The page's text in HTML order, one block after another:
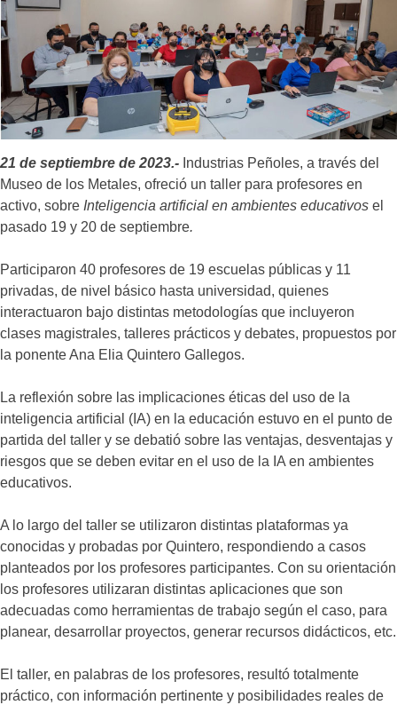
21 de septiembre de 2023.- Industrias Peñoles, a través del
Museo de los Metales, ofreció un taller para profesores en
activo, sobre Inteligencia artificial en ambientes educativos el
pasado 19 y 20 de septiembre.
Participaron 40 profesores de 19 escuelas públicas y 11
privadas, de nivel básico hasta universidad, quienes
interactuaron bajo distintas metodologías que incluyeron
clases magistrales, talleres prácticos y debates, propuestos por
la ponente Ana Elia Quintero Gallegos.
La reflexión sobre las implicaciones éticas del uso de la
inteligencia artificial (IA) en la educación estuvo en el punto de
partida del taller y se debatió sobre las ventajas, desventajas y
riesgos que se deben evitar en el uso de la IA en ambientes
educativos.
A lo largo del taller se utilizaron distintas plataformas ya
conocidas y probadas por Quintero, respondiendo a casos
planteados por los profesores participantes. Con su orientación
los profesores utilizaran distintas aplicaciones que son
adecuadas como herramientas de trabajo según el caso, para
planear, desarrollar proyectos, generar recursos didácticos, etc.
El taller, en palabras de los profesores, resultó totalmente
práctico, con información pertinente y posibilidades reales de